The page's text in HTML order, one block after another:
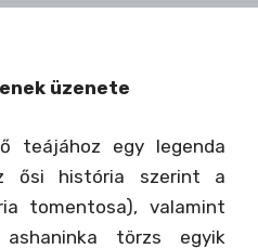
üzenete
teájához egy legenda
ősi história szerint a
tomentosa), valamint
törzs egyik